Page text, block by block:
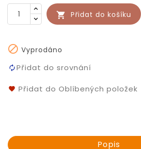
 Přidat do košíku
 Vyprodáno
Přidat do srovnání
Přidat do Oblíbených položek
Popis